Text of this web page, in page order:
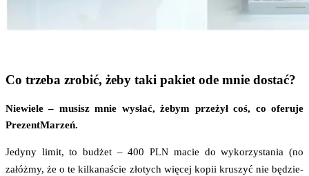
Co trzeba zrobić, żeby taki pakiet ode mnie dostać?
Nie­wie­le – musisz mnie wysłać, żebym prze­żył coś, co ofe­ru­je
PrezentMarzeń.
Jedy­ny limit, to budżet – 400PLN macie do wyko­rzy­sta­nia (no
załóż­my, że o te kil­ka­na­ście zło­tych wię­cej kopii kru­szyć nie będzie­